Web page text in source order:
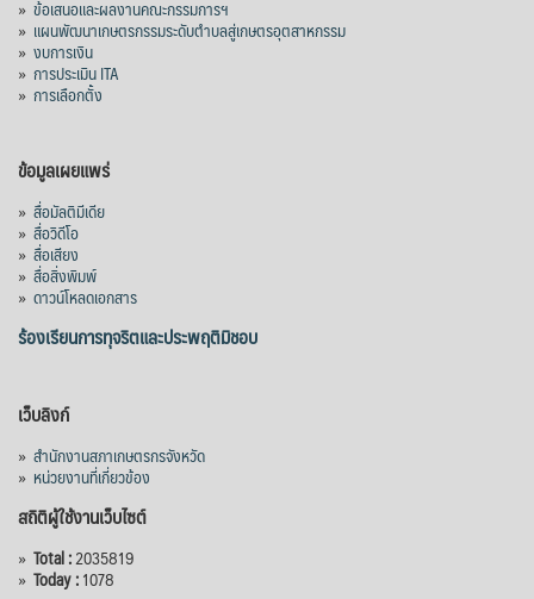
» ข้อเสนอและผลงานคณะกรรมการฯ
» แผนพัฒนาเกษตรกรรมระดับตำบลสู่เกษตรอุตสาหกรรม
» งบการเงิน
» การประเมิน ITA
» การเลือกตั้ง
ข้อมูลเผยแพร่
» สื่อมัลติมีเดีย
» สื่อวิดีโอ
» สื่อเสียง
» สื่อสิ่งพิมพ์
» ดาวน์โหลดเอกสาร
ร้องเรียนการทุจริตและประพฤติมิชอบ
เว็บลิงก์
» สำนักงานสภาเกษตรกรจังหวัด
» หน่วยงานที่เกี่ยวข้อง
สถิติผู้ใช้งานเว็บไซต์
» Total :2035819
» Today :1078